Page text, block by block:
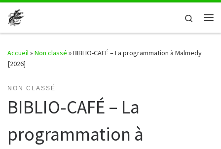
Passer au contenu
Search
Accueil»Non classé »BIBLIO-CAFÉ – La programmation à Malmedy
[2026]
NON CLASSÉ
BIBLIO-CAFÉ – La
programmation à